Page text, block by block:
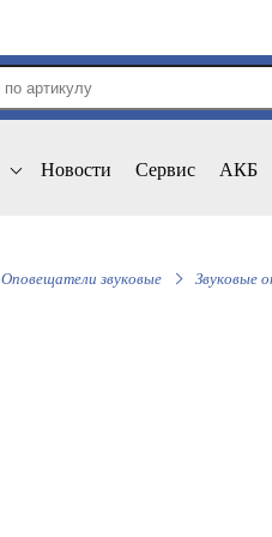
Новости Сервис АКБ
Оповещатели звуковые Звуковые